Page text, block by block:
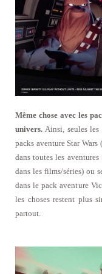
Même chose avec les
univers. Ainsi, seules les
packs aventure Star
dans toutes les
dans les films/séries) ou
dans le pack aventure
les choses restent plus
partout.